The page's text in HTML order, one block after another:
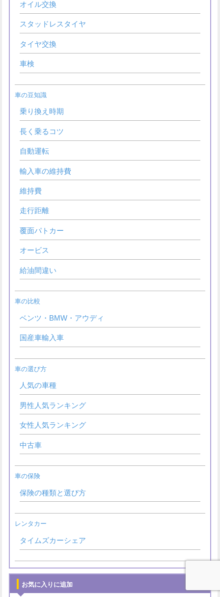
オイル交換
スタッドレスタイヤ
タイヤ交換
車検
車の豆知識
乗り換え時期
長く乗るコツ
自動運転
輸入車の維持費
維持費
走行距離
覆面パトカー
オービス
給油間違い
車の比較
ベンツ・BMW・アウディ
国産車輸入車
車の選び方
人気の車種
男性人気ランキング
女性人気ランキング
中古車
車の保険
保険の種類と選び方
レンタカー
タイムズカーシェア
お気に入りに追加